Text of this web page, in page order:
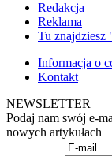
Redakcja
Reklama
Tu znajdziesz
Informacja o
Kontakt
NEWSLETTER
Podaj nam swój e-
nowych artykułach